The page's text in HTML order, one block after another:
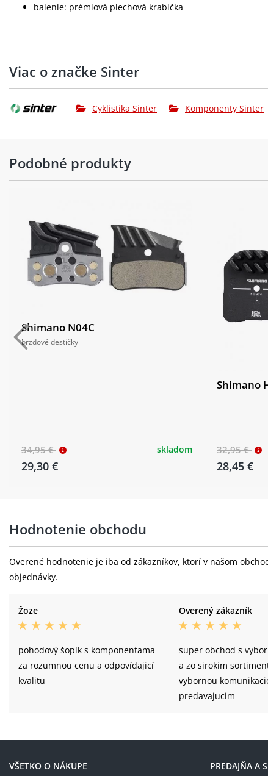
balenie: prémiová plechová krabička
Viac o značke Sinter
Cyklistika Sinter Komponenty Sinter
Podobné produkty
Shimano N04C
brzdové destičky
34,95 €
29,30 €
skladom
Shimano
32,95 €
28,45 €
Hodnotenie obchodu
Overené hodnotenie je iba od zákazníkov, ktorí v našom
objednávky.
Žoze
pohodový šopík s komponentama
za rozumnou cenu a odpovídajicí
kvalitu
Overený zákazník
super obchod s
a zo sirokim
vybornou
predavajucim
VŠETKO O NÁKUPE PREDAJŇA A